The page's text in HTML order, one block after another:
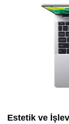
Estetik ve